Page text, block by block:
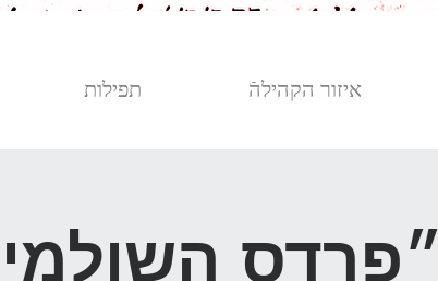
איזור הקהילהֿ תפילות
״פרדס